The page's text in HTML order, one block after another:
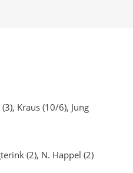
Kraus (10/6), Jung
(2), N. Happel (2)